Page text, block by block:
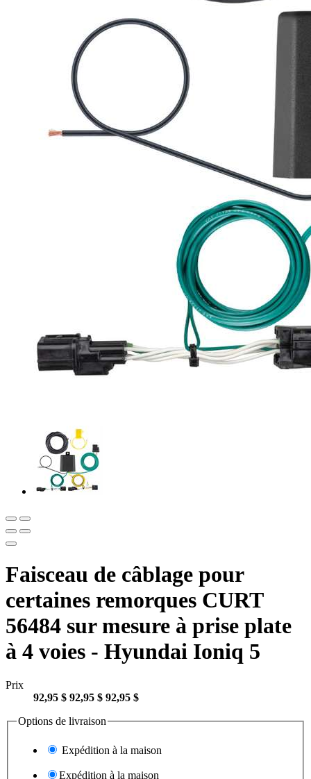
Faisceau de câblage pour
certaines remorques CURT
56484 sur mesure à prise plate
à 4 voies - Hyundai Ioniq 5
Prix
92,95 $ 92,95 $ 92,95 $
Options de livraison
Expédition à la maison
Expédition à la maison